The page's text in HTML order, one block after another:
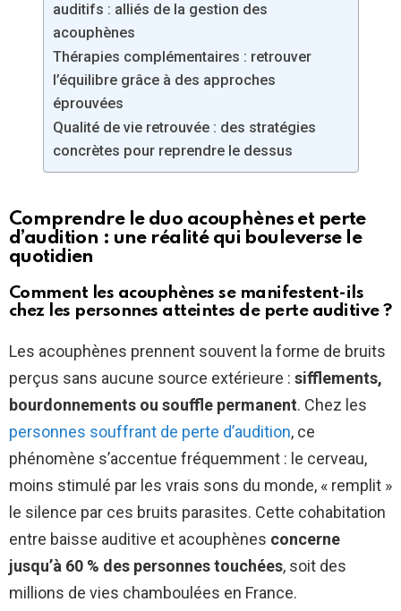
auditifs : alliés de la gestion des
acouphènes
Thérapies complémentaires : retrouver
l’équilibre grâce à des approches
éprouvées
Qualité de vie retrouvée : des stratégies
concrètes pour reprendre le dessus
Comprendre le duo acouphènes et perte
d’audition : une réalité qui bouleverse le
quotidien
Comment les acouphènes se manifestent-ils
chez les personnes atteintes de perte auditive ?
Les acouphènes prennent souvent la forme de bruits
perçus sans aucune source extérieure : sifflements,
bourdonnements ou souffle permanent. Chez les
personnes souffrant de perte d’audition, ce
phénomène s’accentue fréquemment : le cerveau,
moins stimulé par les vrais sons du monde, « remplit »
le silence par ces bruits parasites. Cette cohabitation
entre baisse auditive et acouphènes concerne
jusqu’à 60 % des personnes touchées, soit des
millions de vies chamboulées en France.